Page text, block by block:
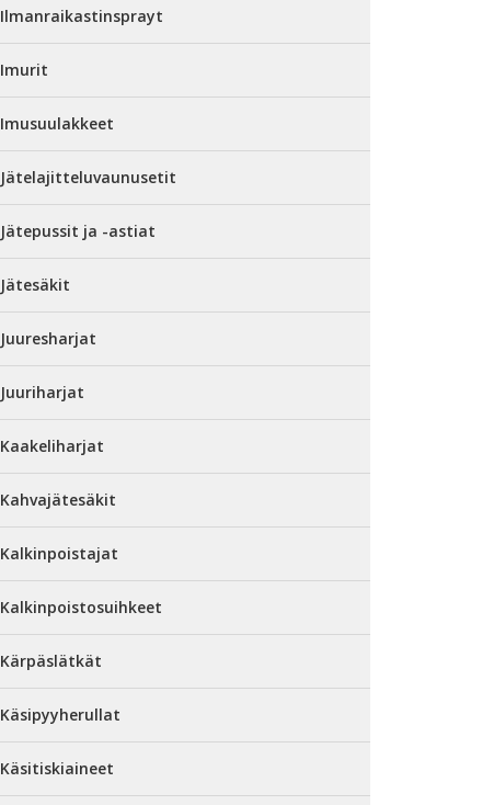
Ilmanraikastinsprayt
Imurit
Imusuulakkeet
Jätelajitteluvaunusetit
Jätepussit ja -astiat
Jätesäkit
Juuresharjat
Juuriharjat
Kaakeliharjat
Kahvajätesäkit
Kalkinpoistajat
Kalkinpoistosuihkeet
Kärpäslätkät
Käsipyyherullat
Käsitiskiaineet